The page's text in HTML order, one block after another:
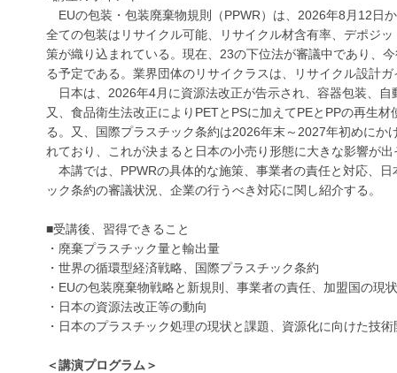
EUの包装・包装廃棄物規則（PPWR）は、2026年8月12日
全ての包装はリサイクル可能、リサイクル材含有率、デポジ
策が織り込まれている。現在、23の下位法が審議中であり、
る予定である。業界団体のリサイクラスは、リサイクル設計
日本は、2026年4月に資源法改正が告示され、容器包装、
又、食品衛生法改正によりPETとPSに加えてPEとPPの再生
る。又、国際プラスチック条約は2026年末～2027年初めに
れており、これが決まると日本の小売り形態に大きな影響が
本講では、PPWRの具体的な施策、事業者の責任と対応、
ック条約の審議状況、企業の行うべき対応に関し紹介する。
■受講後、習得できること
・廃棄プラスチック量と輸出量
・世界の循環型経済戦略、国際プラスチック条約
・EUの包装廃棄物戦略と新規則、事業者の責任、加盟国の現状
・日本の資源法改正等の動向
・日本のプラスチック処理の現状と課題、資源化に向けた技術
＜講演プログラム＞